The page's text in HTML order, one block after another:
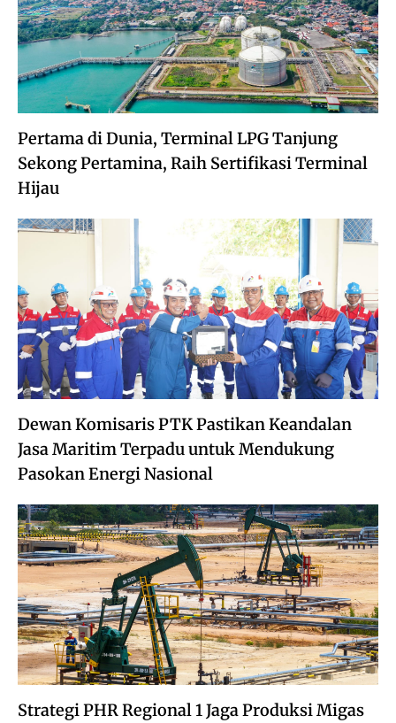
Pertama di Dunia, Terminal LPG Tanjung
Sekong Pertamina, Raih Sertifikasi Terminal
Hijau
Dewan Komisaris PTK Pastikan Keandalan
Jasa Maritim Terpadu untuk Mendukung
Pasokan Energi Nasional
Strategi PHR Regional 1 Jaga Produksi Migas